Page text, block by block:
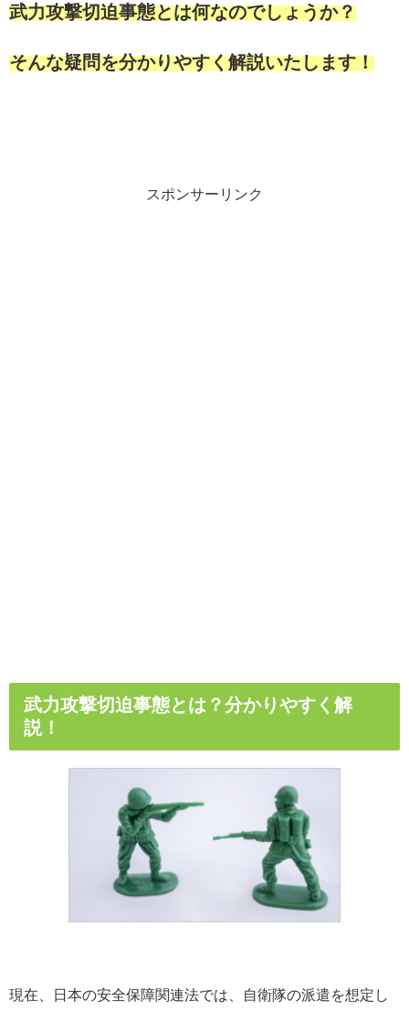
武力攻撃切迫事態とは何なのでしょうか？
そんな疑問を分かりやすく解説いたします！
スポンサーリンク
武力攻撃切迫事態とは？分かりやすく解
説！
現在、日本の安全保障関連法では、自衛隊の派遣を想定し